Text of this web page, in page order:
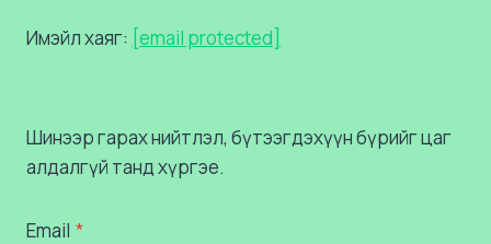
Имэйл хаяг: [email protected]
Шинээр гарах нийтлэл, бүтээгдэхүүн бүрийг цаг
алдалгүй танд хүргэе.
Email *